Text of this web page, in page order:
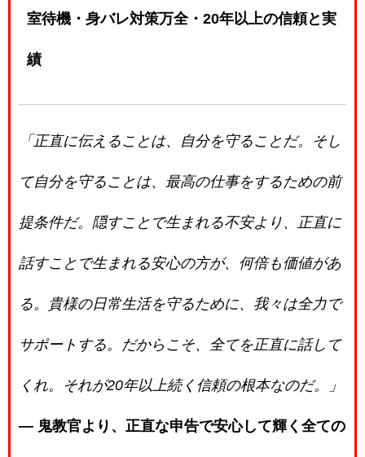
室待機・身バレ対策万全・20年以上の信頼と実
績
「正直に伝えることは、自分を守ることだ。そし
て自分を守ることは、最高の仕事をするための前
提条件だ。隠すことで生まれる不安より、正直に
話すことで生まれる安心の方が、何倍も価値があ
る。貴様の日常生活を守るために、我々は全力で
サポートする。だからこそ、全てを正直に話して
くれ。それが20年以上続く信頼の根本なのだ。」
― 鬼教官より、正直な申告で安心して輝く全ての